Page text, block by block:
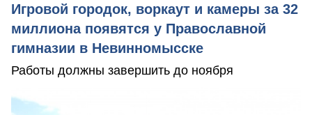
Игровой городок, воркаут и камеры за 32
миллиона появятся у Православной
гимназии в Невинномысске
Работы должны завершить до ноября